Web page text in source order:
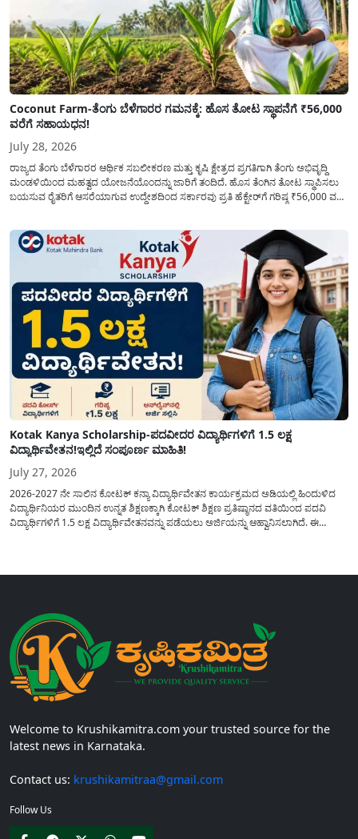
Coconut Farm-ತೆಂಗು ಬೆಳೆಗಾರರ ಗಮನಕ್ಕೆ: ಹೊಸ ತೋಟ ಸ್ಥಾಪನೆಗೆ ₹56,000
ವರೆಗೆ ಸಹಾಯಧನ!
July 28, 2026
ರಾಜ್ಯದ ತೆಂಗು ಬೆಳೆಗಾರರ ಆರ್ಥಿಕ ಸಬಲೀಕರಣ ಮತ್ತು ಕೃಷಿ ಕ್ಷೇತ್ರದ ಪ್ರಗತಿಗಾಗಿ ತೆಂಗು ಅಭಿವೃದ್ದಿ
ಮಂಡಳಿಯಿಂದ ಮಹತ್ವದ ಯೋಜನೆಯೊಂದನ್ನು ಜಾರಿಗೆ ತಂದಿದೆ. ಹೊಸ ತೆಂಗಿನ ತೋಟ ಸ್ಥಾಪಿಸಲು
ಬಯಸುವ ರೈತರಿಗೆ ಆಸರೆಯಾಗುವ ಉದ್ದೇಶದಿಂದ ಸರ್ಕಾರವು ಪ್ರತಿ ಹೆಕ್ಟೇರ್‌ಗೆ ಗರಿಷ್ಠ ₹56,000 ವರೆಗೆ
Kotak Kanya Scholarship-ಪದವೀದರ ವಿದ್ಯಾರ್ಥಿಗಳಿಗೆ 1.5 ಲಕ್ಷ
ವಿದ್ಯಾರ್ಥಿವೇತನ!ಇಲ್ಲಿದೆ ಸಂಪೂರ್ಣ ಮಾಹಿತಿ!
July 27, 2026
2026-2027 ನೇ ಸಾಲಿನ ಕೋಟಕ್ ಕನ್ಯಾ ವಿದ್ಯಾರ್ಥಿವೇತನ ಕಾರ್ಯಕ್ರಮದ ಅಡಿಯಲ್ಲಿ ಹಿಂದುಳಿದ
ವಿದ್ಯಾರ್ಥಿನಿಯರ ಮುಂದಿನ ಉನ್ನತ ಶಿಕ್ಷಣಕ್ಕಾಗಿ ಕೋಟಕ್ ಶಿಕ್ಷಣ ಪ್ರತಿಷ್ಠಾನದ ವತಿಯಿಂದ ಪದವಿ
ವಿದ್ಯಾರ್ಥಿಗಳಿಗೆ 1.5 ಲಕ್ಷ ವಿದ್ಯಾರ್ಥಿವೇತನವನ್ನು ಪಡೆಯಲು ಅರ್ಜಿಯನ್ನು ಆಹ್ವಾನಿಸಲಾಗಿದೆ. ಈ
Welcome to Krushikamitra.com your trusted source for the
latest news in Karnataka.
Contact us: krushikamitraa@gmail.com
Follow Us